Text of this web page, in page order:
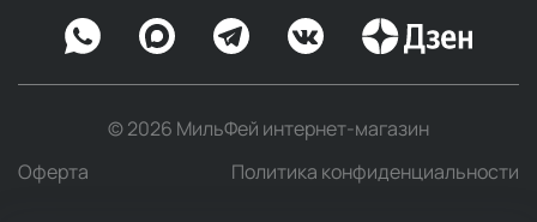
© 2026 МильФей интернет-магазин
Оферта
Политика конфиденциальности